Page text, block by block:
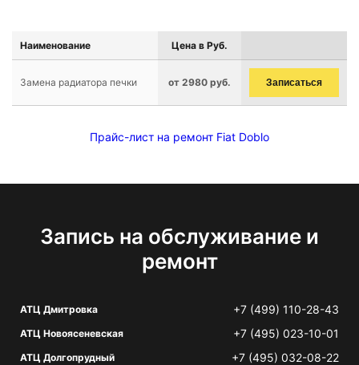
Наименование Цена в Руб.
Замена радиатора печки от 2980 руб. Записаться
Прайс-лист на ремонт Fiat Doblo
Запись на обслуживание и
ремонт
АТЦ Дмитровка +7 (499) 110-28-43
АТЦ Новоясеневская +7 (495) 023-10-01
АТЦ Долгопрудный +7 (495) 032-08-22